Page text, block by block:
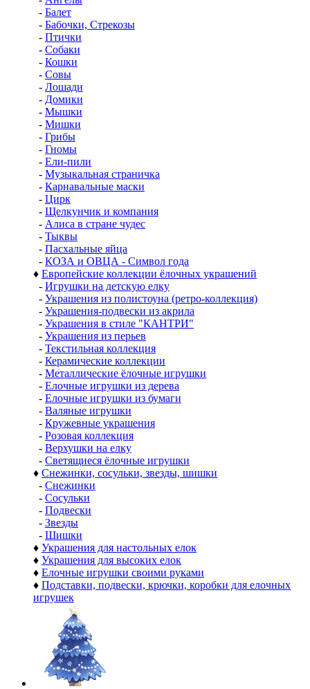
- Балет
- Бабочки, Стрекозы
- Птички
- Собаки
- Кошки
- Совы
- Лошади
- Домики
- Мышки
- Мишки
- Грибы
- Гномы
- Ели-пили
- Музыкальная страничка
- Карнавальные маски
- Цирк
- Щелкунчик и компания
- Алиса в стране чудес
- Тыквы
- Пасхальные яйца
- КОЗА и ОВЦА - Символ года
♦ Европейские коллекции ёлочных украшений
- Игрушки на детскую елку
- Украшения из полистоуна (ретро-коллекция)
- Украшения-подвески из акрила
- Украшения в стиле "КАНТРИ"
- Украшения из перьев
- Текстильная коллекция
- Керамические коллекции
- Металлические ёлочные игрушки
- Елочные игрушки из дерева
- Елочные игрушки из бумаги
- Валяные игрушки
- Кружевные украшения
- Розовая коллекция
- Верхушки на елку
- Светящиеся ёлочные игрушки
♦ Снежинки, сосульки, звезды, шишки
- Снежинки
- Сосульки
- Подвески
- Звезды
- Шишки
♦ Украшения для настольных елок
♦ Украшения для высоких елок
♦ Елочные игрушки своими руками
♦ Подставки, подвески, крючки, коробки для елочных
игрушек